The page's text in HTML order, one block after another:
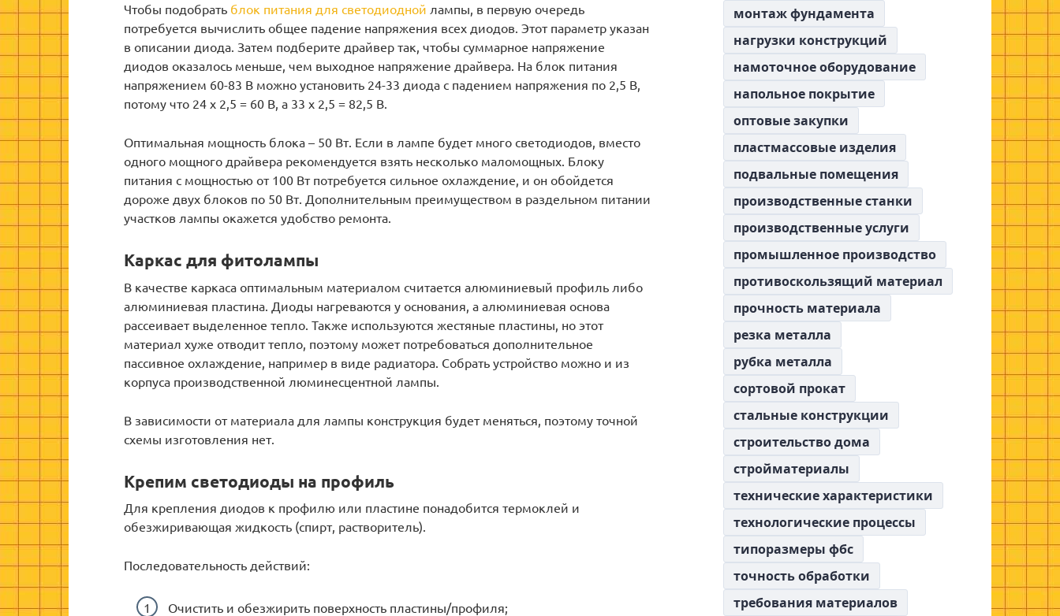
Чтобы подобрать блок питания для светодиодной лампы, в первую очередь
потребуется вычислить общее падение напряжения всех диодов. Этот параметр указан
в описании диода. Затем подберите драйвер так, чтобы суммарное напряжение
диодов оказалось меньше, чем выходное напряжение драйвера. На блок питания
напряжением 60-83 В можно установить 24-33 диода с падением напряжения по 2,5 В,
потому что 24 х 2,5 = 60 В, а 33 х 2,5 = 82,5 В.
Оптимальная мощность блока – 50 Вт. Если в лампе будет много светодиодов, вместо
одного мощного драйвера рекомендуется взять несколько маломощных. Блоку
питания с мощностью от 100 Вт потребуется сильное охлаждение, и он обойдется
дороже двух блоков по 50 Вт. Дополнительным преимуществом в раздельном питании
участков лампы окажется удобство ремонта.
Каркас для фитолампы
В качестве каркаса оптимальным материалом считается алюминиевый профиль либо
алюминиевая пластина. Диоды нагреваются у основания, а алюминиевая основа
рассеивает выделенное тепло. Также используются жестяные пластины, но этот
материал хуже отводит тепло, поэтому может потребоваться дополнительное
пассивное охлаждение, например в виде радиатора. Собрать устройство можно и из
корпуса производственной люминесцентной лампы.
В зависимости от материала для лампы конструкция будет меняться, поэтому точной
схемы изготовления нет.
Крепим светодиоды на профиль
Для крепления диодов к профилю или пластине понадобится термоклей и
обезжиривающая жидкость (спирт, растворитель).
Последовательность действий:
Очистить и обезжирить поверхность пластины/профиля;
монтаж фундамента
нагрузки конструкций
намоточное оборудование
напольное покрытие
оптовые закупки
пластмассовые изделия
подвальные помещения
производственные станки
производственные услуги
промышленное производство
противоскользящий материал
прочность материала
резка металла
рубка металла
сортовой прокат
стальные конструкции
строительство дома
стройматериалы
технические характеристики
технологические процессы
типоразмеры фбс
точность обработки
требования материалов